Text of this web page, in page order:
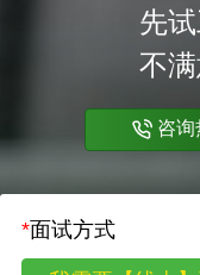
先
不
咨
*面试方式